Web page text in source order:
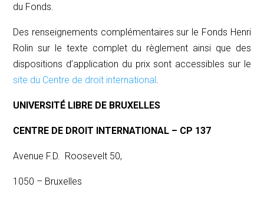
du Fonds.
Des renseignements complémentaires sur le Fonds Henri
Rolin sur le texte complet du règlement ainsi que des
dispositions d’application du prix sont accessibles sur le
site du Centre de droit international.
UNIVERSITÉ LIBRE DE BRUXELLES
CENTRE DE DROIT INTERNATIONAL – CP 137
Avenue F.D. Roosevelt 50,
1050 – Bruxelles